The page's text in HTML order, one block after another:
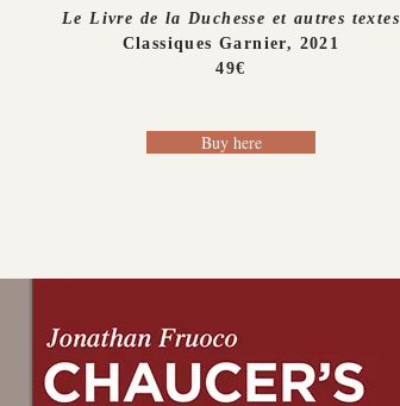
Le Livre de la Duchesse et autres textes
Classiques Garnier, 2021
49€
Buy here